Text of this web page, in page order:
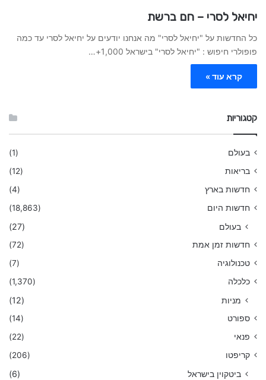
יחיאל לסרי – חם ברשת
כל החדשות על "יחיאל לסרי" מה אנחנו יודעים על יחיאל לסרי עד כמה
פופולרי חיפוש : "יחיאל לסרי" בישראל 1,000+…
קרא עוד »
קטגוריות
בעולם
(1)
בריאות
(12)
חדשות בארץ
(4)
חדשות היום
(18,863)
בעולם (27)
חדשות זמן אמת
(72)
טכנולוגיה
(7)
כלכלה
(1,370)
מניות (12)
ספורט
(14)
פנאי
(22)
קריפטו
(206)
ביטקוין בישראל (6)